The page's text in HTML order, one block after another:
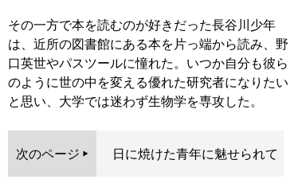
その一方で本を読むのが好きだった長谷川少年
は、近所の図書館にある本を片っ端から読み、野
口英世やパスツールに憧れた。いつか自分も彼ら
のように世の中を変える優れた研究者になりたい
と思い、大学では迷わず生物学を専攻した。
次のページ 日に焼けた青年に魅せられて